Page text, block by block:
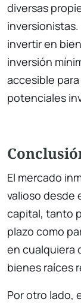
diversas
invertir en
inversión
accesible
potenciales
El mercado
valioso desde
capital, tanto
plazo como
en cualquiera
bienes raíces
Por otro lado,